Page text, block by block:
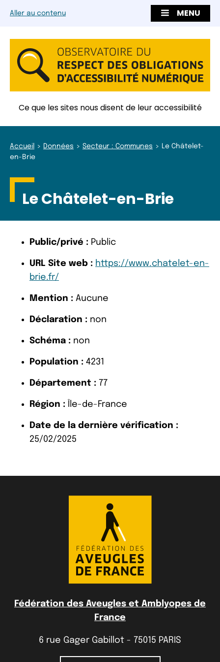
Aller au contenu MENU
Ce que les sites nous disent de leur accessibilité
Accueil Données Secteur : Communes
Le Châtelet-
en-Brie
Le Châtelet-en-Brie
Public/privé : Public
URL Site web : https://www.chatelet-en-
brie.fr/
Mention : Aucune
Déclaration : non
Schéma : non
Population : 4231
Département : 77
Région : Île-de-France
Date de la dernière vérification :
25/02/2025
Fédération des Aveugles et Amblyopes de
France
6 rue Gager Gabillot - 75015 PARIS